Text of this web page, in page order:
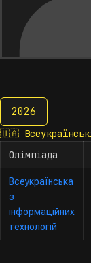
2026
2026
🇺🇦
Олімпіада
Всеукраїнська
з
інформаційних
технологій